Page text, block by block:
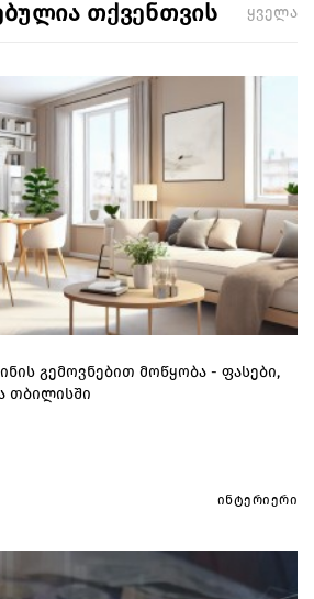
თქვენთვის ყველა
გემოვნებით მოწყობა - ფასები,
თბილისში
ინტერიერი